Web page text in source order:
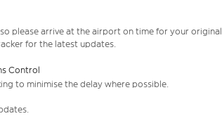
please arrive at the airport on time for your original
for the latest updates.
Control
to minimise the delay where possible.